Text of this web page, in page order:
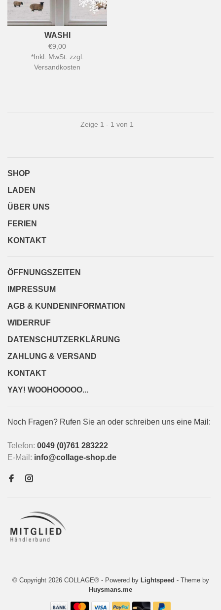
WASHI
€9,00
*Inkl. MwSt. zzgl.
Versandkosten
Zeige 1 - 1 von 1
SHOP
LADEN
ÜBER UNS
FERIEN
KONTAKT
ÖFFNUNGSZEITEN
IMPRESSUM
AGB & KUNDENINFORMATION
WIDERRUF
DATENSCHUTZERKLÄRUNG
ZAHLUNG & VERSAND
KONTAKT
YAY! WOOHOOOOO...
Noch Fragen? Rufen Sie an oder schreiben uns eine Mail:
Telefon: 0049 (0)761 283222
E-Mail: info@collage-shop.de
© Copyright 2026 COLLAGE® - Powered by Lightspeed - Theme by
Huysmans.me